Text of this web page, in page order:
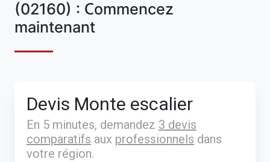
(02160) : Commencez
maintenant
Devis Monte escalier
En 5 minutes, demandez 3 devis
comparatifs aux professionnels dans
votre région.